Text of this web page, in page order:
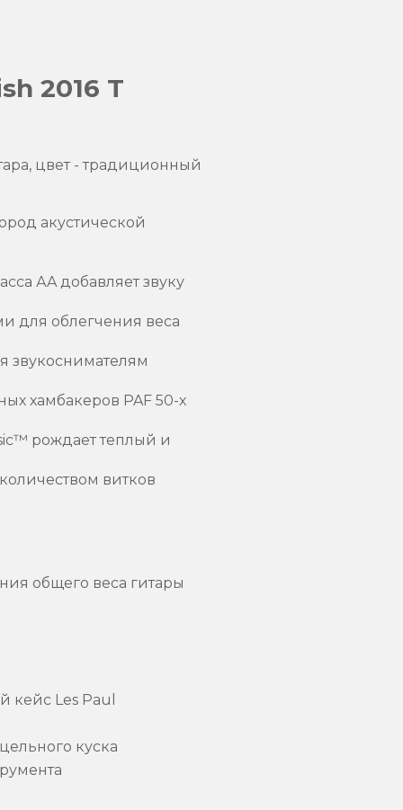
2016 T
цвет - традиционный
акустической
АA добавляет звуку
для облегчения веса
звукоснимателям
хамбакеров PAF 50-х
рождает теплый и
витков
общего веса гитары
Les Paul
куска